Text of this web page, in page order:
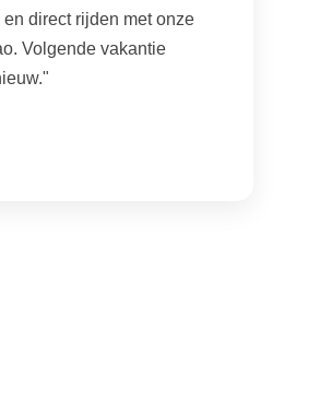
direct rijden met onze
Volgende vakantie